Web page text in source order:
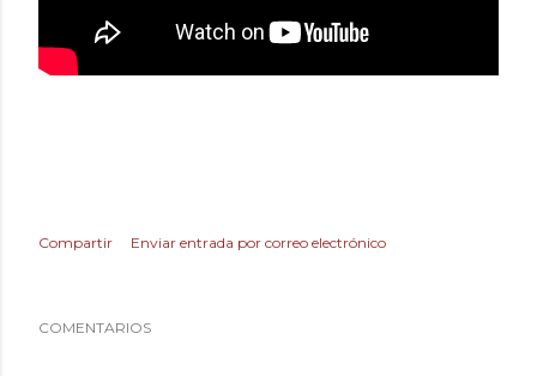
Compartir Enviar entrada por correo electrónico
COMENTARIOS